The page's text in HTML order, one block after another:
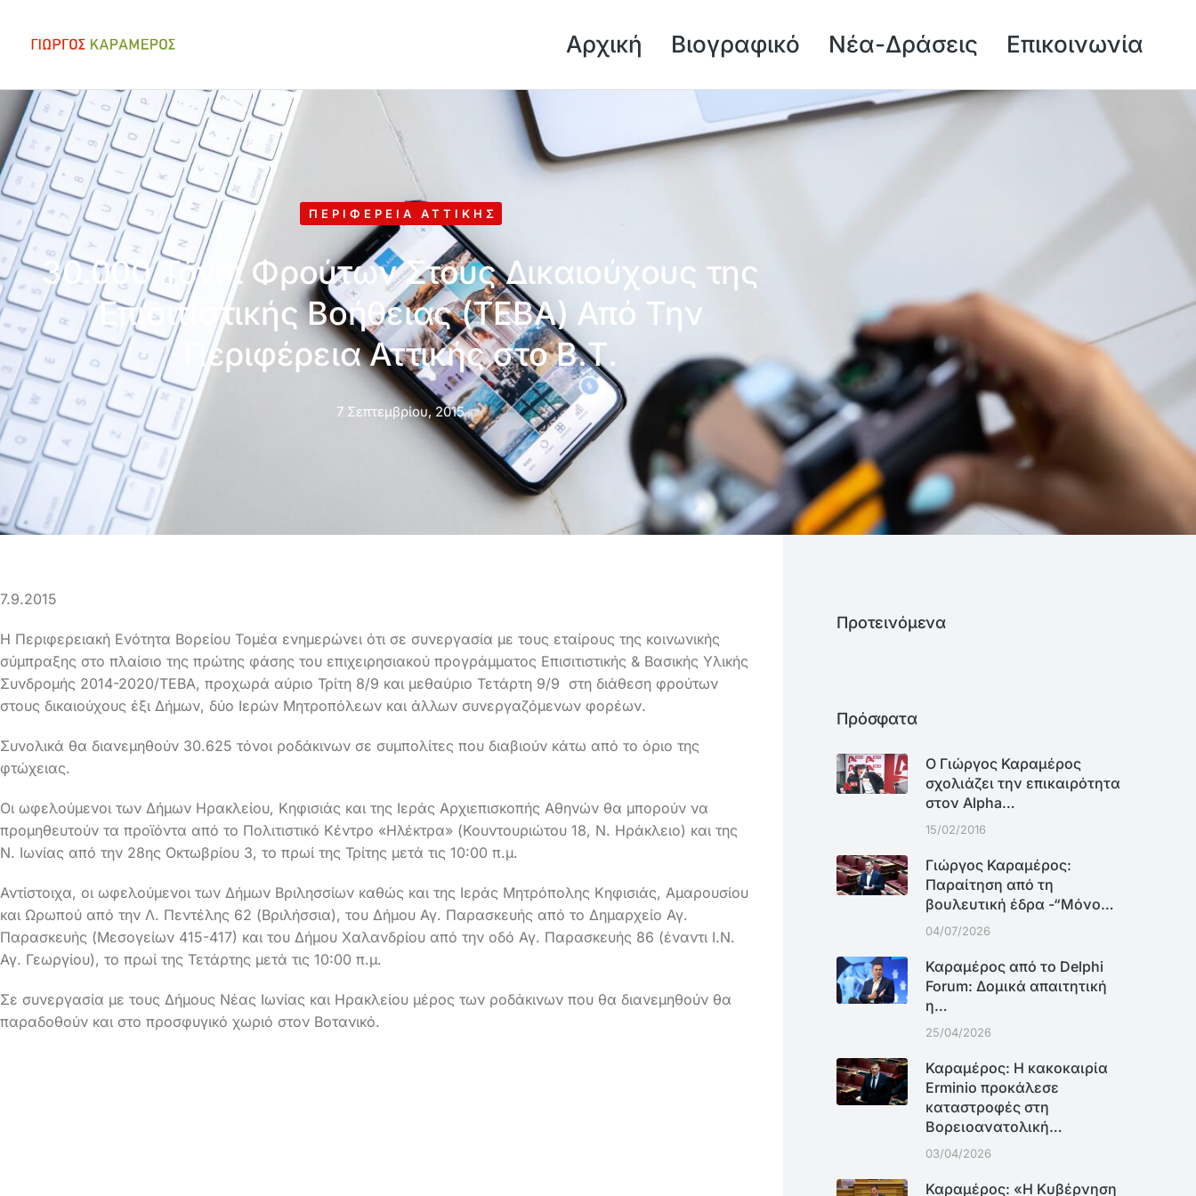
Αρχική Βιογραφικό Νέα-Δράσεις Επικοινωνία
ΠΕΡΙΦΈΡΕΙΑ ΑΤΤΙΚΉΣ
30.000 Τόνοι Φρούτων Στους Δικαιούχους της
Επισιτιστικής Βοήθειας (ΤΕΒΑ) Από Την
Περιφέρεια Αττικής στο Β.Τ.
7 Σεπτεμβρίου, 2015
7.9.2015
Η Περιφερειακή Ενότητα Βορείου Τομέα ενημερώνει ότι σε συνεργασία με τους εταίρους της κοινωνικής
σύμπραξης στο πλαίσιο της πρώτης φάσης του επιχειρησιακού προγράμματος Επισιτιστικής & Βασικής Υλικής
Συνδρομής 2014-2020/ΤΕΒΑ, προχωρά αύριο Τρίτη 8/9 και μεθαύριο Τετάρτη 9/9 στη διάθεση φρούτων
στους δικαιούχους έξι Δήμων, δύο Ιερών Μητροπόλεων και άλλων συνεργαζόμενων φορέων.
Συνολικά θα διανεμηθούν 30.625 τόνοι ροδάκινων σε συμπολίτες που διαβιούν κάτω από το όριο της
φτώχειας.
Οι ωφελούμενοι των Δήμων Ηρακλείου, Κηφισιάς και της Ιεράς Αρχιεπισκοπής Αθηνών θα μπορούν να
προμηθευτούν τα προϊόντα από το Πολιτιστικό Κέντρο «Ηλέκτρα» (Κουντουριώτου 18, Ν. Ηράκλειο) και της
Ν. Ιωνίας από την 28ης Οκτωβρίου 3, το πρωί της Τρίτης μετά τις 10:00 π.μ.
Αντίστοιχα, οι ωφελούμενοι των Δήμων Βριλησσίων καθώς και της Ιεράς Μητρόπολης Κηφισιάς, Αμαρουσίου
και Ωρωπού από την Λ. Πεντέλης 62 (Βριλήσσια), του Δήμου Αγ. Παρασκευής από το Δημαρχείο Αγ.
Παρασκευής (Μεσογείων 415-417) και του Δήμου Χαλανδρίου από την οδό Αγ. Παρασκευής 86 (έναντι Ι.Ν.
Αγ. Γεωργίου), το πρωί της Τετάρτης μετά τις 10:00 π.μ.
Σε συνεργασία με τους Δήμους Νέας Ιωνίας και Ηρακλείου μέρος των ροδάκινων που θα διανεμηθούν θα
παραδοθούν και στο προσφυγικό χωριό στον Βοτανικό.
Προτεινόμενα
Πρόσφατα
Ο Γιώργος Καραμέρος
σχολιάζει την επικαιρότητα
στον Alpha…
15/02/2016
Γιώργος Καραμέρος:
Παραίτηση από τη
βουλευτική έδρα -“Μόνο…
04/07/2026
Καραμέρος από το Delphi
Forum: Δομικά απαιτητική
η…
25/04/2026
Καραμέρος: Η κακοκαιρία
Erminio προκάλεσε
καταστροφές στη
Βορειοανατολική…
03/04/2026
Καραμέρος: «Η Κυβέρνηση